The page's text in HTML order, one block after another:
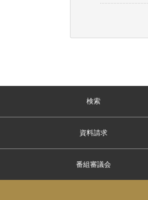
検索
資料請求
番組審議会